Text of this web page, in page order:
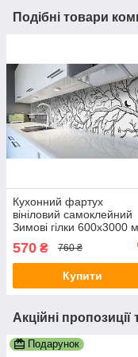
Подібні товари
Кухонний фартух
вініловий самоклейний
Зимові гілки 600х3000
Pocket Z181783
570 ₴ 760 ₴
Купити
Акційні
Подарунок